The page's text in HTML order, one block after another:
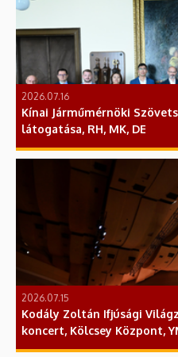
2026.07.16
Kínai Járműmérnöki
látogatása, RH, MK, DE
2026.07.15
Kodály Zoltán Ifjúsági
koncert, Kölcsey Központ,